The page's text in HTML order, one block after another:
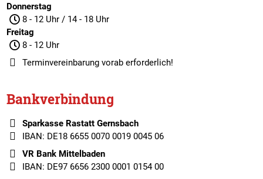
Donnerstag
8 - 12 Uhr / 14 - 18 Uhr
Freitag
8 - 12 Uhr
Terminvereinbarungvorab erforderlich!
Bankverbindung
Sparkasse Rastatt Gernsbach
IBAN: DE18 6655 0070 0019 0045 06
VR Bank Mittelbaden
IBAN: DE97 6656 2300 0001 0154 00